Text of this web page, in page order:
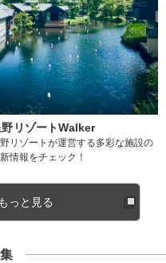
野リゾートWalker
リゾートが運営する多彩な施設の
情報をチェック！
っと見る